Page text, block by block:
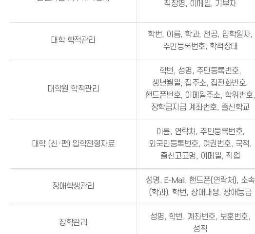
직장명, 이메일, 기부자
대학 학적관리
학번, 이름, 학과, 전공, 입학일자,
주민등록번호, 학적상태
대학원 학적관리
학번, 성명, 주민등록번호,
생년월일, 집주소, 집전화번호,
핸드폰번호, 이메일주소, 학위번호,
장학금지급 계좌번호, 출신학교
대학 (신·편) 입학전형자료
이름, 연락처, 주민등록번호,
외국인등록번호, 여권번호, 국적,
출신고교명, 이메일, 직업
장애학생관리
성명, E-Mail, 핸드폰(연락처), 소속
(학과), 학번, 장애내용, 장애등급
장학관리
성명, 학번, 계좌번호, 보훈번호,
성적